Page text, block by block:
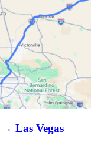
→ Las Vegas